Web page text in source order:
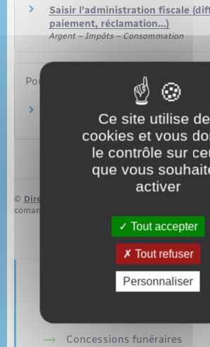
Saisir l'administration fiscale
paiement, réclamation…)
Argent – Impôts – Consommation
Pour en savoir plus
Site du Défenseur des droits
Défenseur des droits
© Direction de l’information légale et
comarquage developpé par
Retrouvez aussi
Concessions funéraires
Ce site utilise
cookies et vous
le contrôle sur
que vous
activer
Tout accepter
Tout refuser
Personnaliser